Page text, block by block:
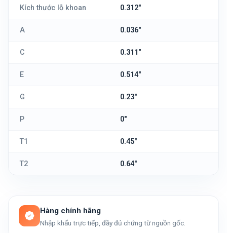
Kích thước lỗ khoan 0.312"
A 0.036"
C 0.311"
E 0.514"
G 0.23"
P 0"
T1 0.45"
T2 0.64"
Hàng chính hãng
Nhập khẩu trực tiếp, đầy đủ chứng từ nguồn gốc.